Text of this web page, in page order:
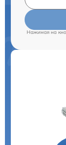
Нажимая на